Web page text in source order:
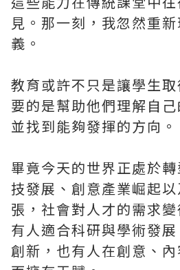
見。那一刻，我忽然重
義。
教育或許不只是讓學生
要的是幫助他們理解自己
並找到能夠發揮的方向。
畢竟今天的世界正處於
技發展、創意產業崛起
張，社會對人才的需求變
有人適合科研與學術發
創新，也有人在創意、